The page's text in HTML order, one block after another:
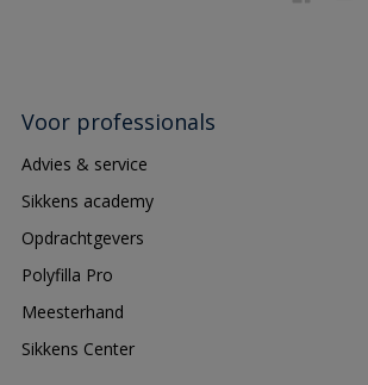
Voor professionals
Advies & service
Sikkens academy
Opdrachtgevers
Polyfilla Pro
Meesterhand
Sikkens Center